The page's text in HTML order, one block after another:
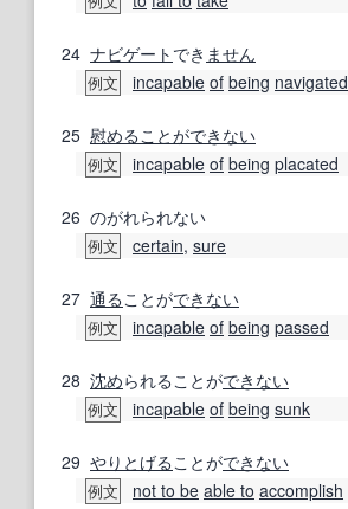
24 ナビゲート でき ません
例文 incapable of being navigated
25 慰めることができない
例文 incapable of being placated
26 のがれられない
例文 certain, sure
27 通る ことができない
例文 incapable of being passed
28 沈められることができない
例文 incapable of being sunk
29 やりとげる ことができない
例文 not to be able to accomplish